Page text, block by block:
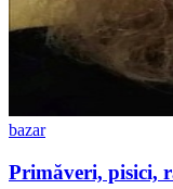
bazar
Primăveri, pisici,